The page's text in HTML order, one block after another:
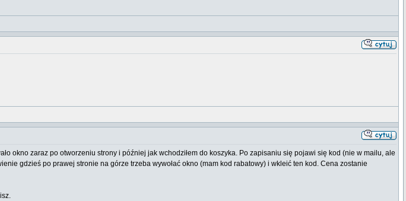
okno zaraz po otworzeniu strony i później jak wchodziłem do koszyka. Po zapisaniu się pojawi się kod (nie w mailu, ale
gdzieś po prawej stronie na górze trzeba wywołać okno (mam kod rabatowy) i wkleić ten kod. Cena zostanie